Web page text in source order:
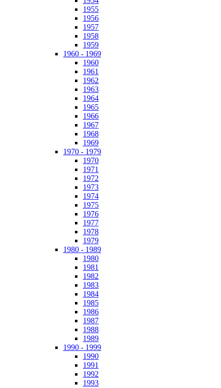
1955
1956
1957
1958
1959
1960 - 1969
1960
1961
1962
1963
1964
1965
1966
1967
1968
1969
1970 - 1979
1970
1971
1972
1973
1974
1975
1976
1977
1978
1979
1980 - 1989
1980
1981
1982
1983
1984
1985
1986
1987
1988
1989
1990 - 1999
1990
1991
1992
1993